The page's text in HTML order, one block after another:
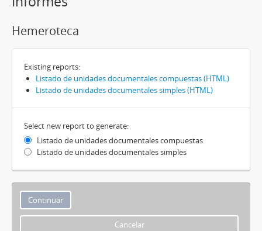
Hemeroteca
Existing reports:
Listado de unidades documentales compuestas (HTML)
Listado de unidades documentales simples (HTML)
Select new report to generate:
Listado de unidades documentales compuestas
Listado de unidades documentales simples
Cancelar